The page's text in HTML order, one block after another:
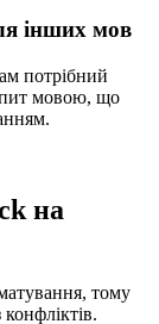
інших мов
потрібний
мовою, що
на
тому